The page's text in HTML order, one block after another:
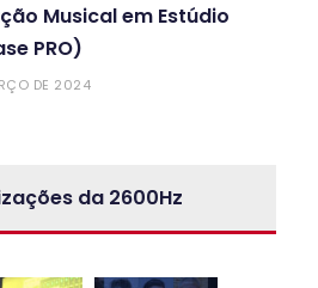
Musical em Estúdio
PRO)
DE 2024
da 2600Hz